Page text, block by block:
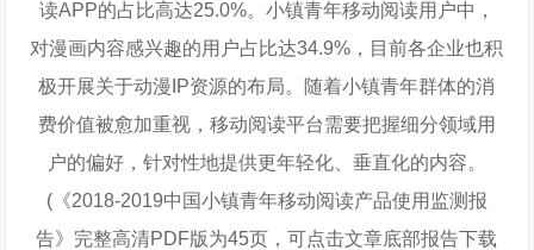
读APP的占比高达25.0%。小镇青年移动阅读用户中，
对漫画内容感兴趣的用户占比达34.9%，目前各企业也积
极开展关于动漫IP资源的布局。随着小镇青年群体的消
费价值被愈加重视，移动阅读平台需要把握细分领域用
户的偏好，针对性地提供更年轻化、垂直化的内容。
(《2018-2019中国小镇青年移动阅读产品使用监测报
告》完整高清PDF版为45页，可点击文章底部报告下载